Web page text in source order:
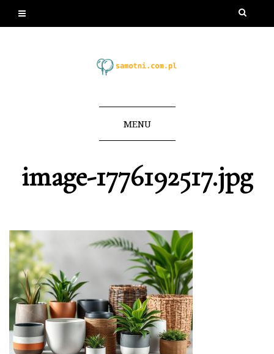
MENU
image-1776192517.jpg